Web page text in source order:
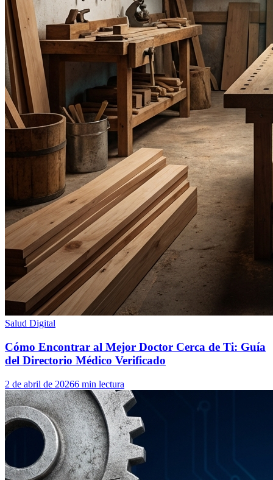
Salud Digital
Cómo Encontrar al Mejor Doctor Cerca de Ti: Guía
del Directorio Médico Verificado
2 de abril de 20266 min lectura